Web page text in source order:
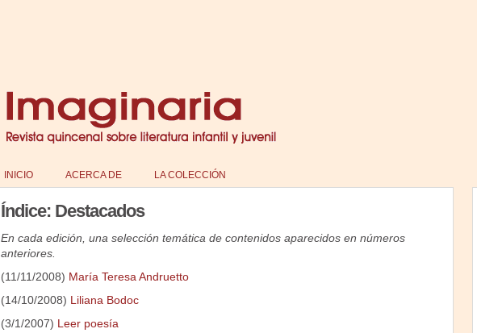
INICIO ACERCA DE LA COLECCIÓN
Índice: Destacados
En cada edición, una selección temática de contenidos aparecidos en números
anteriores.
(11/11/2008) María Teresa Andruetto
(14/10/2008) Liliana Bodoc
(3/1/2007) Leer poesía